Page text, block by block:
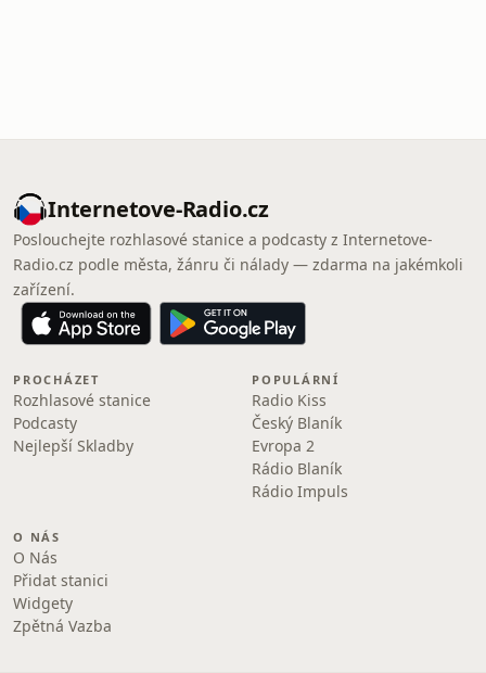
Internetove-Radio.cz
Poslouchejte rozhlasové stanice a podcasty z Internetove-
Radio.cz podle města, žánru či nálady — zdarma na jakémkoli
zařízení.
PROCHÁZET
Rozhlasové stanice
Podcasty
Nejlepší Skladby
POPULÁRNÍ
Radio Kiss
Český Blaník
Evropa 2
Rádio Blaník
Rádio Impuls
O NÁS
O Nás
Přidat stanici
Widgety
Zpětná Vazba